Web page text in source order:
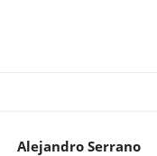
Alejandro Serrano